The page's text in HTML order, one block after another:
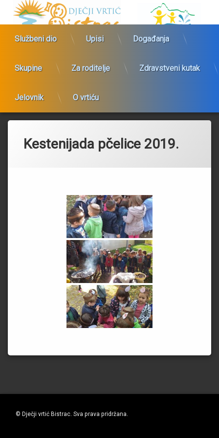
Dječji vrtić Bistrac
Službeni dio Upisi Događanja
Skupine Za roditelje Zdravstveni kutak
Jelovnik O vrtiću
Kestenijada pčelice 2019.
© Dječji vrtić Bistrac. Sva prava pridržana.